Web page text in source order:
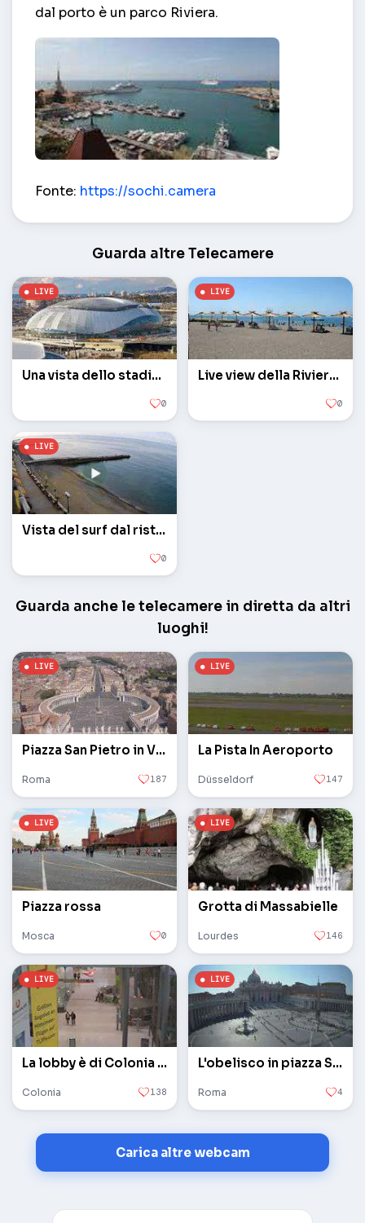
dal porto è un parco Riviera.
Fonte: https://sochi.camera
Guarda altre Telecamere
Una vista dello stadio olimpico
0
Live view della Riviera spiaggia
0
Vista del surf dal ristorante Stargorod
0
Guarda anche le telecamere in diretta da altri
luoghi!
Piazza San Pietro in Vaticano
Roma 187
La Pista In Aeroporto
Düsseldorf 147
Piazza rossa
Mosca 0
Grotta di Massabielle
Lourdes 146
La lobby è di Colonia / Bonn
Colonia 138
L'obelisco in piazza San Pietro in Vaticano
Roma 4
Carica altre webcam